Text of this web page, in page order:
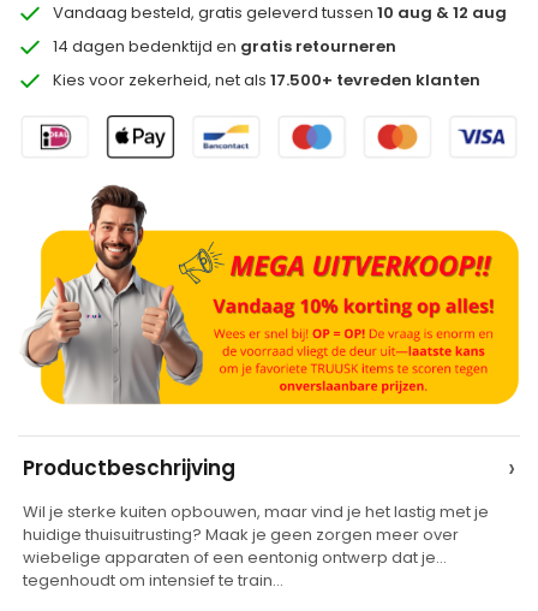
Vandaag besteld, gratis geleverd tussen10 aug & 12 aug
14 dagen bedenktijd en gratis retourneren
Kies voor zekerheid, net als17.500+ tevreden klanten
t
e
r
Productbeschrijving ›
Wil je sterke kuiten opbouwen, maar vind je het lastig met je
huidige thuisuitrusting? Maak je geen zorgen meer over
wiebelige apparaten of een eentonig ontwerp dat je
tegenhoudt om intensief te train…